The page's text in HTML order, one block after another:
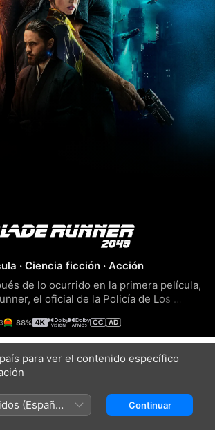
· Ciencia ficción · Acción
de lo ocurrido en la primera película,
el oficial de la Policía de Los
lo que queda de sociedad. El
K le sitúa en la misión de encontrar a
policía que ha estado
los últimos 30 años
88%
para ver el contenido específico
(Español
Continuar